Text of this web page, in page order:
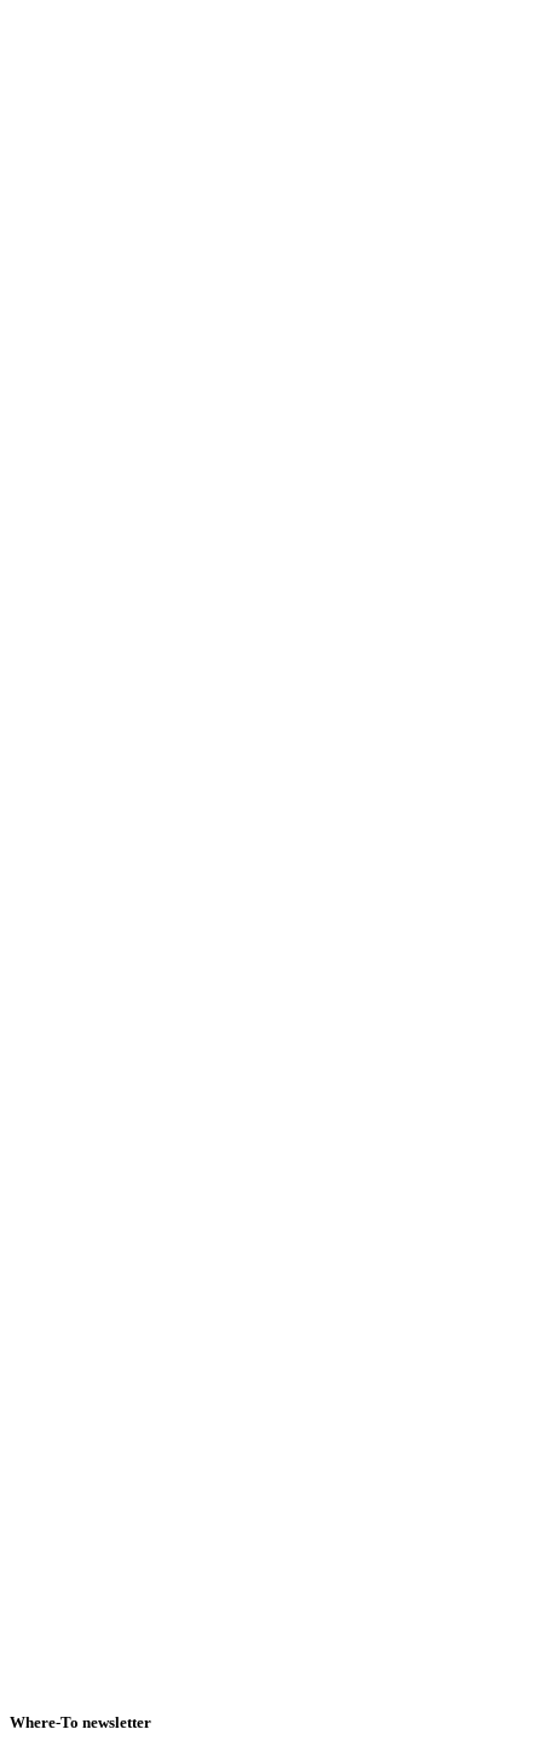
Where-To newsletter